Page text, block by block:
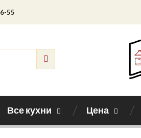
55
Все кухни Цена